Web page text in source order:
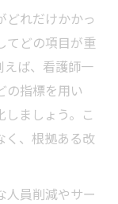
ストチェッ
法
化のポイン
支を安定化
ストバラン
どれだけかかっ
てどの項目が重
えば、看護師一
の指標を用い
ましょう。こ
く、根拠ある改
人員削減やサー